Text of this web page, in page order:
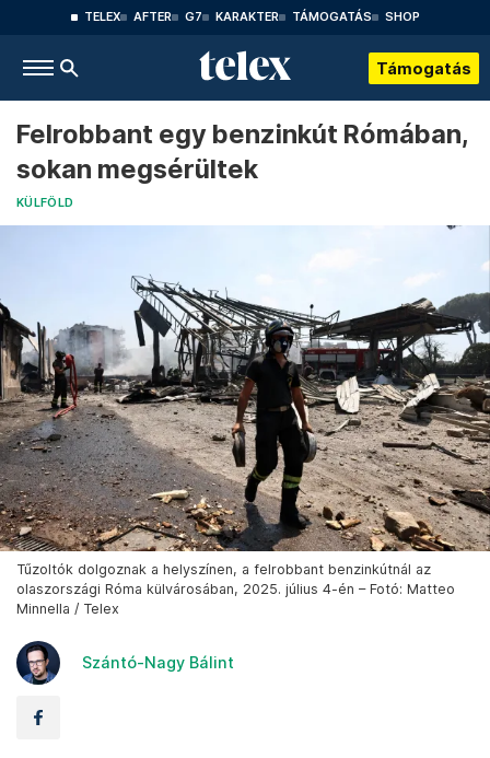
TELEX AFTER G7 KARAKTER TÁMOGATÁS SHOP
Támogatás
Felrobbant egy benzinkút Rómában,
sokan megsérültek
KÜLFÖLD
Tűzoltók dolgoznak a helyszínen, a felrobbant benzinkútnál az
olaszországi Róma külvárosában, 2025. július 4-én – Fotó: Matteo
Minnella / Telex
Szántó-Nagy Bálint